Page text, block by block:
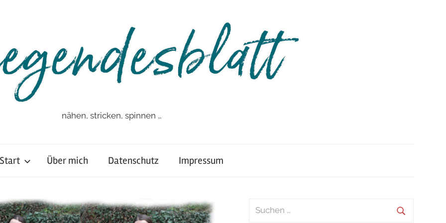
nähen, stricken, spinnen …
Start Über mich Datenschutz Impressum
Suchen